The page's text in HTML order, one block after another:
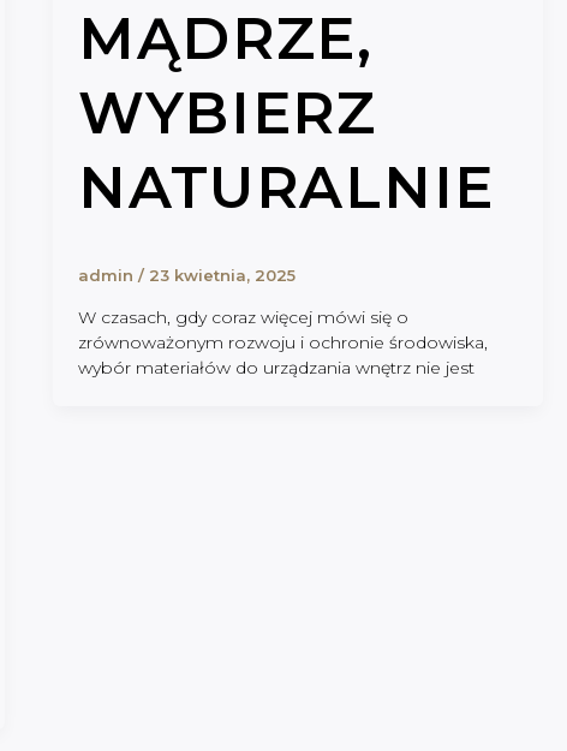
MĄDRZE,
WYBIERZ
NATURALNIE
admin / 23 kwietnia, 2025
W czasach, gdy coraz więcej mówi się o
zrównoważonym rozwoju i ochronie środowiska,
wybór materiałów do urządzania wnętrz nie jest